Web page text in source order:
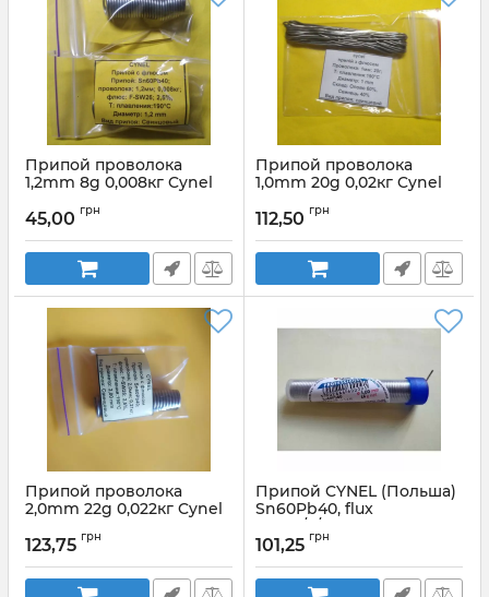
Припой проволока
1,2mm 8g 0,008кг Cynel
SW26/3/2,5%
Артикул: 1,2mm 8g
45,00 грн
Припой проволока
1,0mm 20g 0,02кг Cynel
SW26/3/2,5%
Артикул: 1,0mm 20g
112,50 грн
Припой проволока
2,0mm 22g 0,022кг Cynel
SW26/3/2,5%
Артикул: Cynel_22g
123,75 грн
Припой CYNEL (Польша)
Sn60Pb40, flux
SW26/3/2,5% флакон
Ø1мм 16гр
Артикул: пос61_16гр.
101,25 грн